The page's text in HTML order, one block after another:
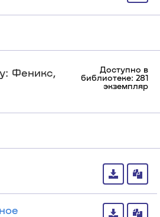
Феникс,
Доступно в
библиотеке: 281
экземпляр